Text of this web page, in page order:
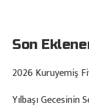
Son
2026 Kuruyemiş
Yılbaşı Gecesinin